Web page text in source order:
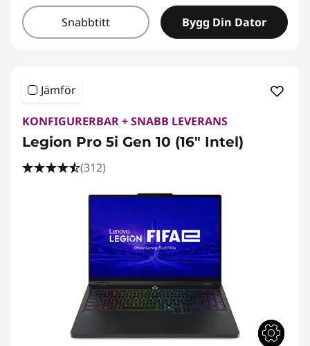
Snabbtitt Bygg Din Dator
Jämför
KONFIGURERBAR + SNABB LEVERANS
Legion Pro 5i Gen 10 (16" Intel)
(312)